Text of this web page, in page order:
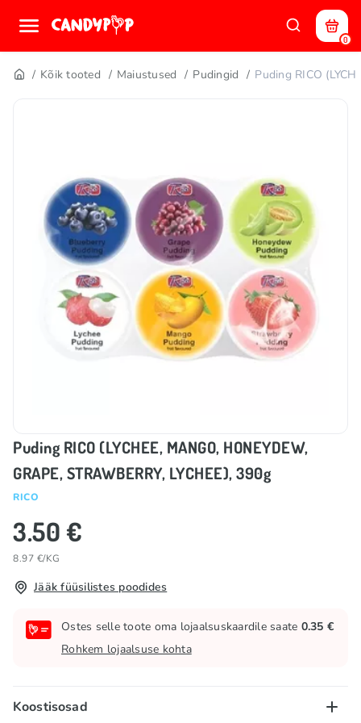
0
Kõik tooted Maiustused Pudingid Puding RICO
Puding RICO (LYCHEE, MANGO, HONEYDEW,
GRAPE, STRAWBERRY, LYCHEE), 390g
RICO
3.50 €
8.97 €/KG
Jääk füüsilistes poodides
Ostes selle toote oma lojaalsuskaardile saate 0.35 €
Rohkem lojaalsuse kohta
Koostisosad